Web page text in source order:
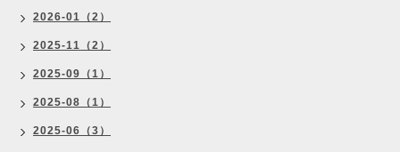
2026-01（2）
2025-11（2）
2025-09（1）
2025-08（1）
2025-06（3）